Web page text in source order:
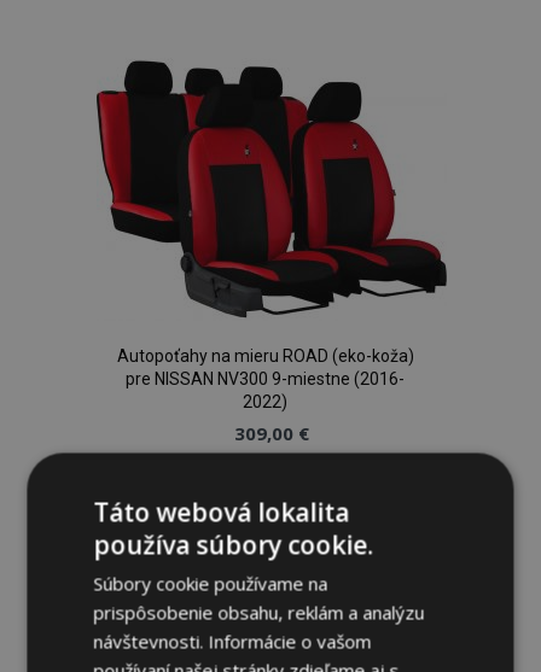
zoznamu
prianí
Autopoťahy na mieru ROAD (eko-koža)
pre NISSAN NV300 9-miestne (2016-
2022)
309,00 €
Pridať Do Košíka
Pridať
zoznamu
Táto webová lokalita
používa súbory cookie.
Súbory cookie používame na
prispôsobenie obsahu, reklám a analýzu
návštevnosti. Informácie o vašom